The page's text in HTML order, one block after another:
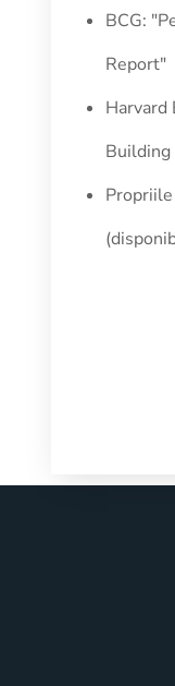
BCG:
Report"
Harvard
Building